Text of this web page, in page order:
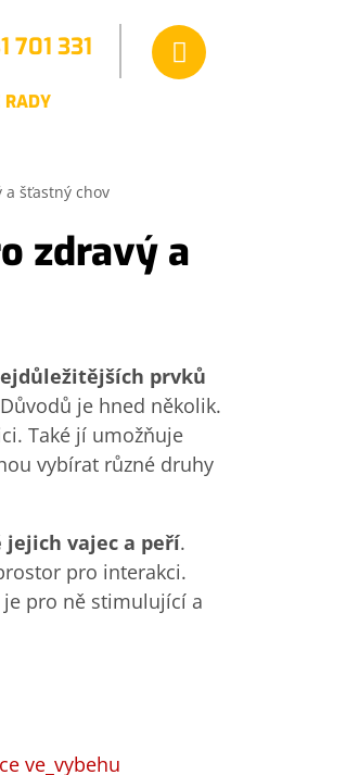
701 331
RADY
šťastný chov
zdravý a
prvků
Důvodů je hned několik.
Také jí umožňuje
vybírat různé druhy
jejich vajec a peří.
pro interakci.
pro ně stimulující a